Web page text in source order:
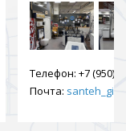
Телефон: +7 (950)
Почта: